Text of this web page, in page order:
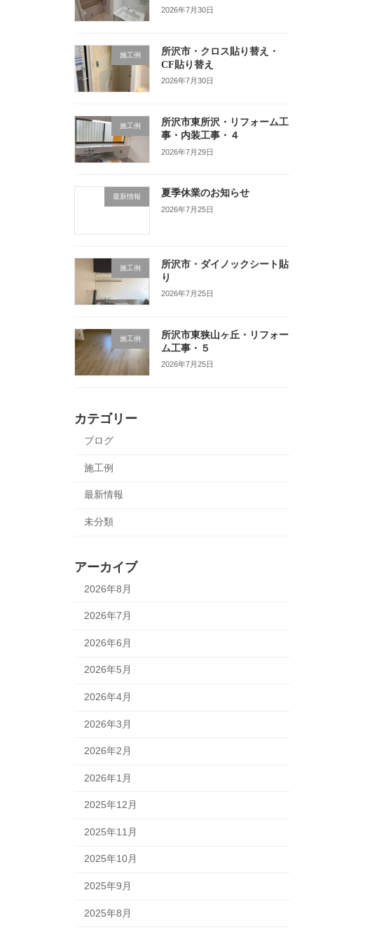
2026年7月30日
施工例
所沢市・クロス貼り替え・
CF貼り替え
2026年7月30日
施工例
所沢市東所沢・リフォーム工
事・内装工事・４
2026年7月29日
最新情報 夏季休業のお知らせ
2026年7月25日
施工例
所沢市・ダイノックシート貼
り
2026年7月25日
施工例
所沢市東狭山ヶ丘・リフォー
ム工事・５
2026年7月25日
カテゴリー
ブログ
施工例
最新情報
未分類
アーカイブ
2026年8月
2026年7月
2026年6月
2026年5月
2026年4月
2026年3月
2026年2月
2026年1月
2025年12月
2025年11月
2025年10月
2025年9月
2025年8月